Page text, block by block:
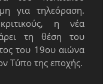
για τηλεόραση.
η νέα
τη θέση του
του 19ου αιώνα
Τύπο της εποχής.